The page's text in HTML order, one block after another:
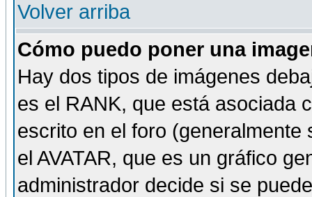
Volver arriba
Cómo puedo poner una
Hay dos tipos de imágenes
es el RANK, que está asociada
escrito en el foro
el AVATAR, que es un gráfico
administrador decide si se